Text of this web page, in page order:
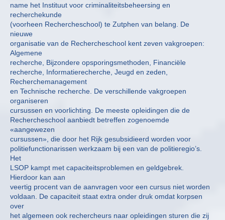
name het Instituut voor criminaliteitsbeheersing en
recherchekunde
(voorheen Rechercheschool) te Zutphen van belang. De
nieuwe
organisatie van de Rechercheschool kent zeven vakgroepen:
Algemene
recherche, Bijzondere opsporingsmethoden, Financiële
recherche, Informatierecherche, Jeugd en zeden,
Recherchemanagement
en Technische recherche. De verschillende vakgroepen
organiseren
cursussen en voorlichting. De meeste opleidingen die de
Rechercheschool aanbiedt betreffen zogenoemde
«aangewezen
cursussen», die door het Rijk gesubsidieerd worden voor
politiefunctionarissen werkzaam bij een van de politieregio’s.
Het
LSOP kampt met capaciteitsproblemen en geldgebrek.
Hierdoor kan aan
veertig procent van de aanvragen voor een cursus niet worden
voldaan. De capaciteit staat extra onder druk omdat korpsen
over
het algemeen ook rechercheurs naar opleidingen sturen die zij